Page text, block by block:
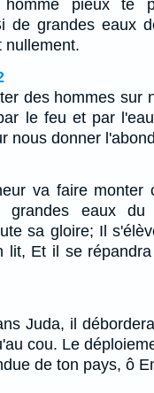
homme pieux te
de grandes eaux
nullement.
des hommes sur
le feu et par
nous donner
va faire monter
grandes eaux
sa gloire; Il
lit, Et il se
Juda, il
cou. Le
de ton pays, ô